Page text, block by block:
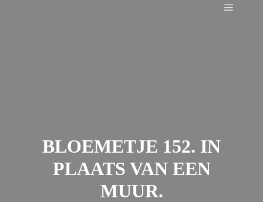
BLOEMETJE 152. IN
PLAATS VAN EEN
MUUR.